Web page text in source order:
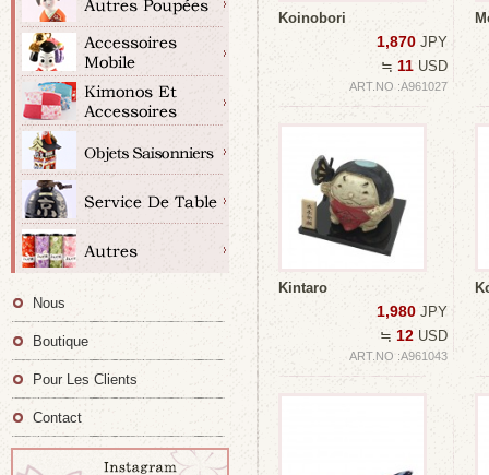
Koinobori
1,870 JPY
≒ 11 USD
ART.NO :A961027
Kintaro
1,980 JPY
≒ 12 USD
ART.NO :A961043
Nous
Boutique
Pour Les Clients
Contact